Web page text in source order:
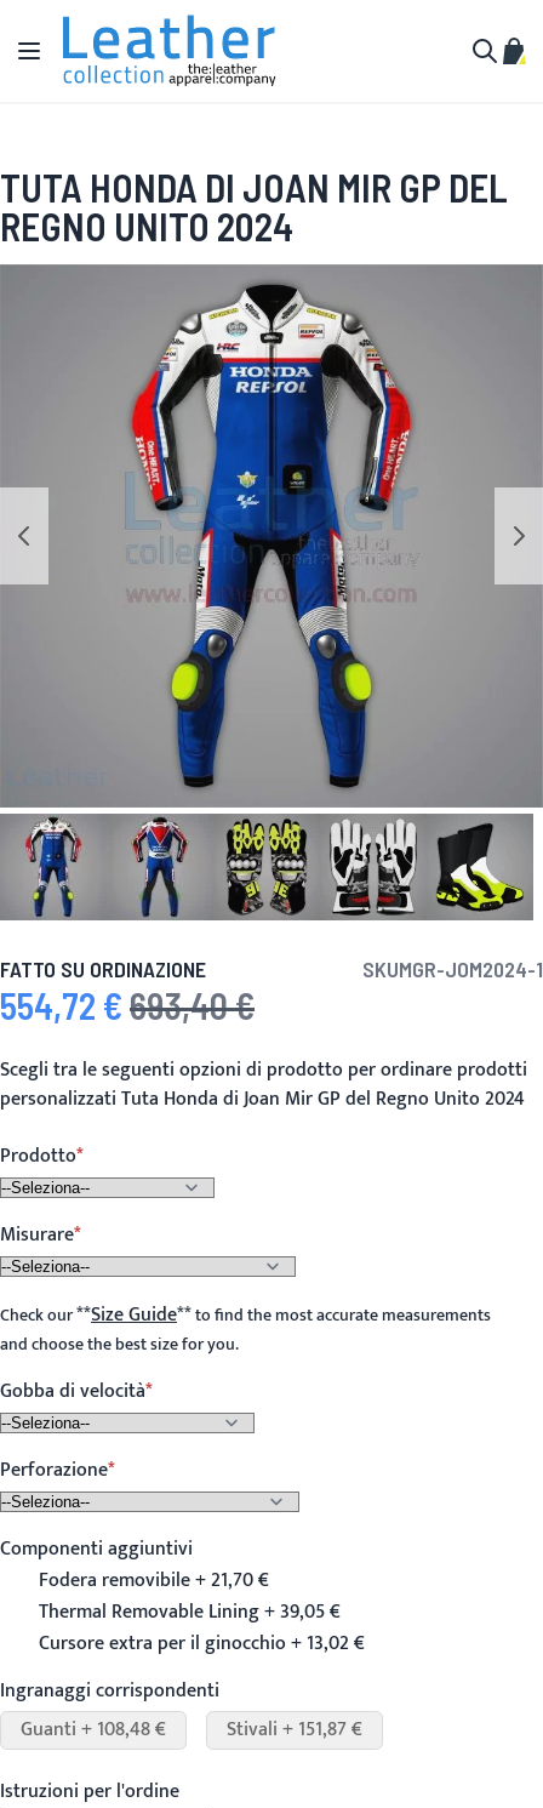
Salta al contenuto
Toggle Nav
TUTA HONDA DI JOAN MIR GP DEL
REGNO UNITO 2024
FATTO SU ORDINAZIONE SKUMGR-JOM2024-1
Prezzo speciale
554,72 € Prezzo predefinito
693,40 €
Scegli tra le seguenti opzioni di prodotto per ordinare prodotti
personalizzati Tuta Honda di Joan Mir GP del Regno Unito 2024
Prodotto
Misurare
Check our**Size Guide**to find the most accurate measurements
and choose the best size for you.
Gobba di velocità
Perforazione
Componenti aggiuntivi
Fodera removibile + 21,70 €
Thermal Removable Lining + 39,05 €
Cursore extra per il ginocchio + 13,02 €
Ingranaggi corrispondenti
Guanti + 108,48 €
Stivali + 151,87 €
Istruzioni per l'ordine